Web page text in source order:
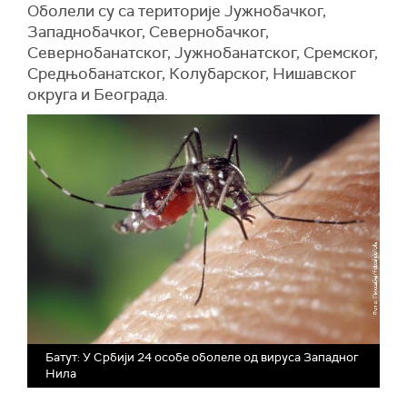
Оболели су са територије Јужнобачког,
Западнобачког, Севернобачког,
Севернобанатског, Јужнобанатског, Сремског,
Средњобанатског, Колубарског, Нишавског
округа и Београда.
Батут: У Србији 24 особе оболеле од вируса Западног
Нила